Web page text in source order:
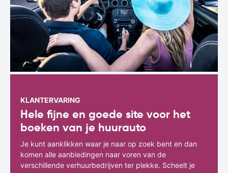
KLANTERVARING
Hele fijne en goede site voor het
boeken van je huurauto
Je kunt aanklikken waar je naar op zoek bent en dan
komen alle aanbiedingen naar voren van de
verschillende verhuurbedrijven ter plekke. Scheelt je